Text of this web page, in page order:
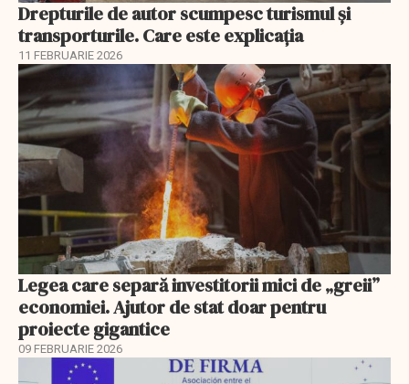
Drepturile de autor scumpesc turismul și
transporturile. Care este explicația
11 FEBRUARIE 2026
Legea care separă investitorii mici de „greii”
economiei. Ajutor de stat doar pentru
proiecte gigantice
09 FEBRUARIE 2026